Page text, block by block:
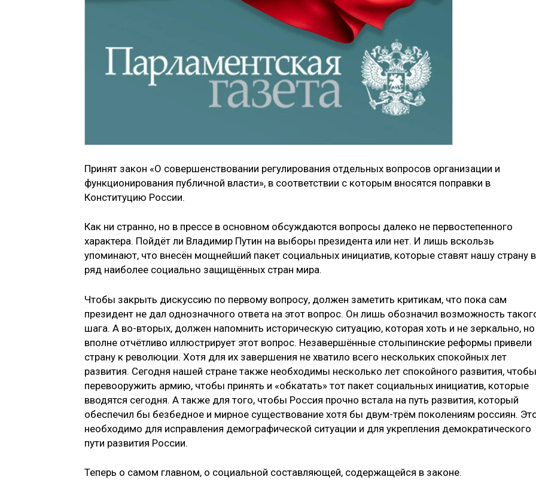
Принят закон «О совершенствовании регулирования отдельных вопросов организации и
функционирования публичной власти», в соответствии с которым вносятся поправки в
Конституцию России.
Как ни странно, но в прессе в основном обсуждаются вопросы далеко не первостепенного
характера. Пойдёт ли Владимир Путин на выборы президента или нет. И лишь вскользь
упоминают, что внесён мощнейший пакет социальных инициатив, которые ставят нашу страну в
ряд наиболее социально защищённых стран мира.
Чтобы закрыть дискуссию по первому вопросу, должен заметить критикам, что пока сам
президент не дал однозначного ответа на этот вопрос. Он лишь обозначил возможность
шага. А во-вторых, должен напомнить историческую ситуацию, которая хоть и не зеркально, но
вполне отчётливо иллюстрирует этот вопрос. Незавершённые столыпинские реформы привели
страну к революции. Хотя для их завершения не хватило всего нескольких спокойных лет
развития. Сегодня нашей стране также необходимы несколько лет спокойного развития, чтобы
перевооружить армию, чтобы принять и «обкатать» тот пакет социальных инициатив, которые
вводятся сегодня. А также для того, чтобы Россия прочно встала на путь развития, который
обеспечил бы безбедное и мирное существование хотя бы двум-трём поколениям россиян.
необходимо для исправления демографической ситуации и для укрепления демократического
пути развития России.
Теперь о самом главном, о социальной составляющей, содержащейся в законе.